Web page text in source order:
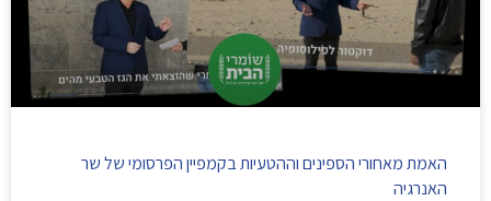
האמת מאחורי הספינים וההטעיות בקמפיין הפרסומי של שר
האנרגיה